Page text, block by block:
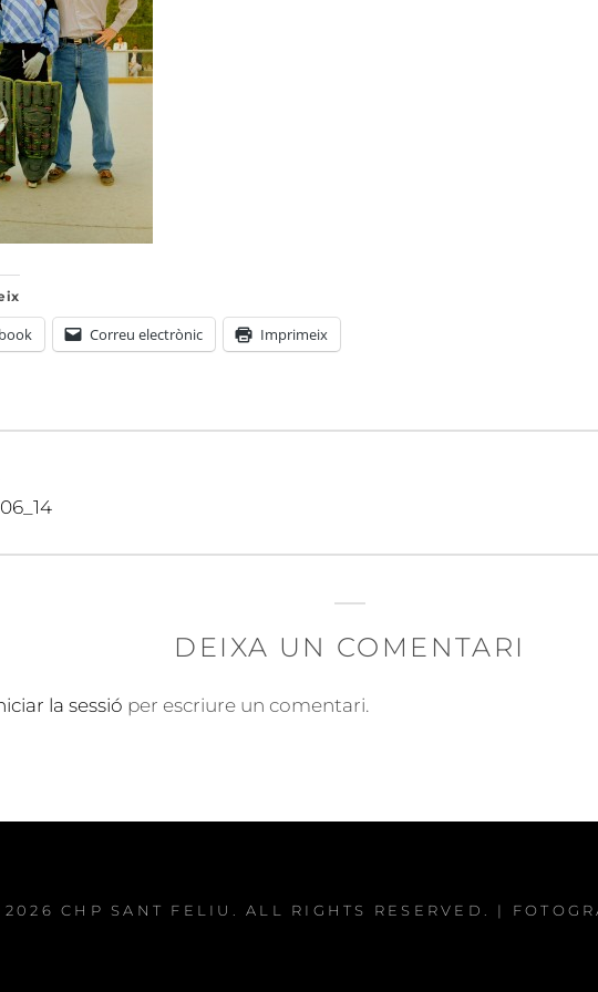
Correu electrònic Imprimeix
DEIXA UN COMENTARI
la sessió per escriure un comentari.
2026 CHP SANT FELIU . ALL RIGHTS RESERVED. |